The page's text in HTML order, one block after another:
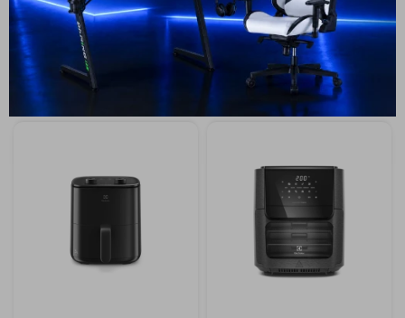
Digital Y Visor
USD USD 53
ENVÍO A TODO EL PAÍS
Digital Y Visor
USD 69 USD62
ENVÍO A TODO EL PAÍS